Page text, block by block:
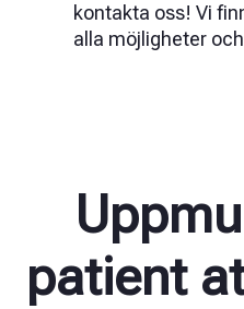
kontakta oss! Vi
alla möjligheter
patient